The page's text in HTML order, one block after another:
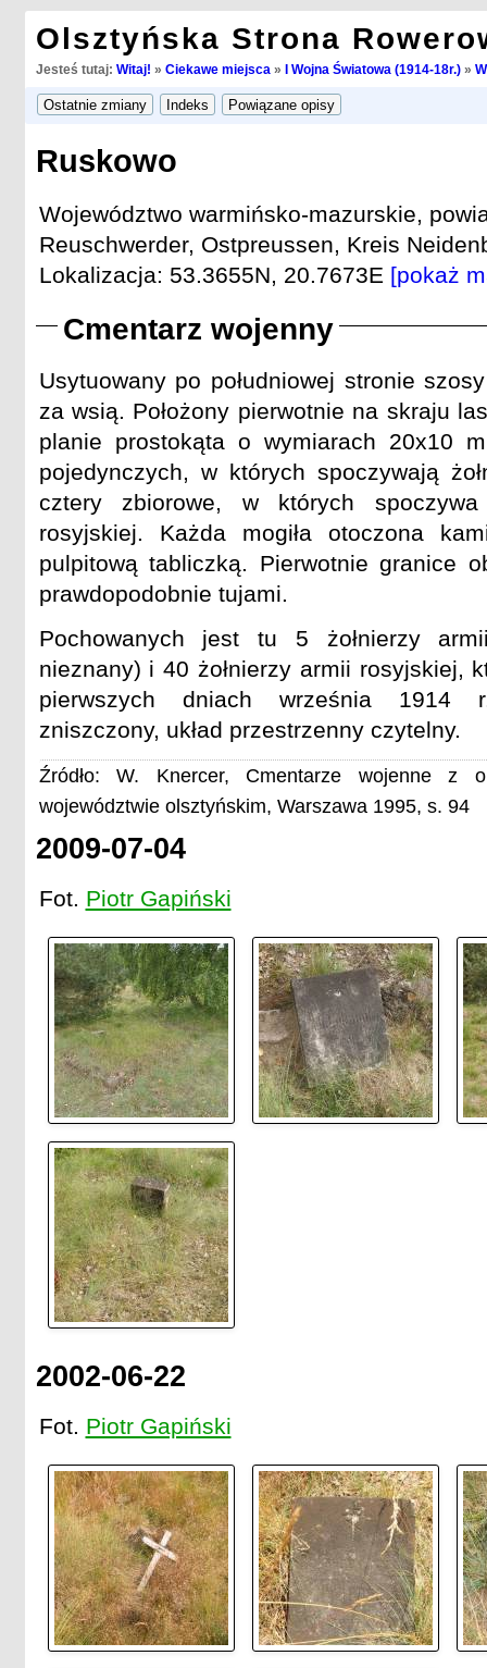
Olsztyńska Strona
Jesteś tutaj: Witaj! » Ciekawe miejsca » I Wojna Światowa (1914-18r.)»
Ruskowo
Województwo warmińsko-mazurskie,
Reuschwerder, Ostpreussen, Kreis
Lokalizacja: 53.3655N, 20.7673E [pokaż
Cmentarz wojenny
Usytuowany po południowej stronie
za wsią. Położony pierwotnie na skraju
planie prostokąta o wymiarach 20x10
pojedynczych, w których spoczywają
cztery zbiorowe, w których
rosyjskiej. Każda mogiła otoczona
pulpitową tabliczką. Pierwotnie granice
prawdopodobnie tujami.
Pochowanych jest tu 5 żołnierzy
nieznany) i 40 żołnierzy armii rosyjskiej,
pierwszych dniach września 1914
zniszczony, układ przestrzenny czytelny.
Źródło: W. Knercer, Cmentarze wojenne z
województwie olsztyńskim, Warszawa 1995, s. 94
2009-07-04
Fot. Piotr Gapiński
2002-06-22
Fot. Piotr Gapiński